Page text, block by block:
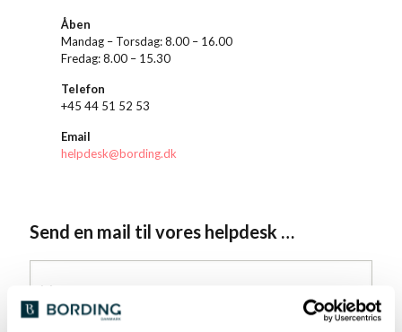
Åben
Mandag – Torsdag: 8.00 – 16.00
Fredag: 8.00 – 15.30
Telefon
+45 44 51 52 53
Email
helpdesk@bording.dk
Send en mail til vores helpdesk …
(Påkrævet)